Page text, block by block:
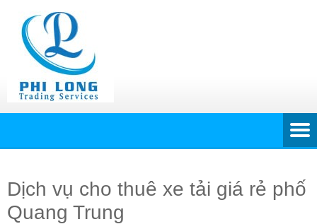
Dịch vụ cho thuê xe tải giá rẻ phố
Quang Trung